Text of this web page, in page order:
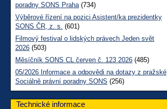
poradny SONS Praha (734)
Výběrové řízení na pozici Asistent/ka prezidentky
SONS ČR, z. s. (601)
Filmový festival o lidských právech Jeden svět
2026 (503)
Měsíčník SONS CL červen č. 123 2026 (485)
05/2026 Informace a odpovědi na dotazy z pražské
Sociálně právní poradny SONS (256)
Technické informace